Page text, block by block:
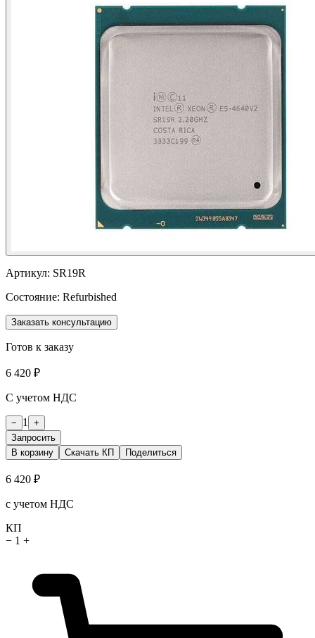
Артикул: SR19R
Состояние: Refurbished
Заказать консультацию
Готов к заказу
6 420 ₽
С учетом НДС
− 1
+
Запросить
В корзину
Скачать КП Поделиться
6 420 ₽
с учетом НДС
КП
− 1 +